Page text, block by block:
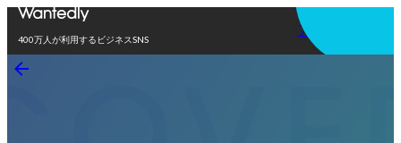
400万人が利用するビジネスSNS
アプリを使う